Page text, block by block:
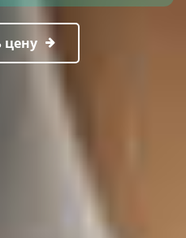
цену